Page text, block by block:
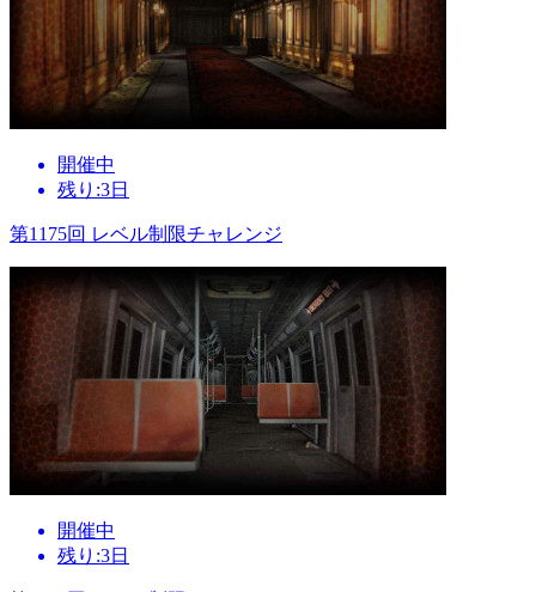
開催中
残り:3日
第1175回 レベル制限チャレンジ
開催中
残り:3日